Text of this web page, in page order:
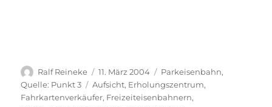
Autor
Ralf Reineke
Veröffentlicht
am
11. März 2004 Kategorien
Parkeisenbahn,
Quelle: Punkt 3
Schlagwörter
Aufsicht, Erholungszentrum,
Fahrkartenverkäufer, Freizeiteisenbahnern,